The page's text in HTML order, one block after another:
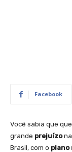
Facebook
Você sabia que
grande prejuízona
Brasil, com o plano